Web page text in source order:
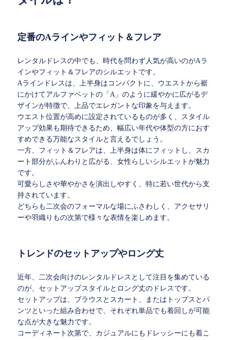
定番のAラインやフィット＆フレア
レンタルドレスの中でも、時代を問わず人気が高いのがAラ
インやフィット＆フレアのシルエットです。
Aラインドレスは、上半身はコンパクトに、ウエストから裾
にかけてアルファベットの「A」のように緩やかに広がるデ
ザインが特徴で、上品でエレガントな印象を与えます。
ウエスト位置が高めに設定されているものが多く、スタイル
アップ効果も期待できるため、幅広い年代や体型の方におす
すめできる万能なスタイルと言えるでしょう。
一方、フィット＆フレアは、上半身は体にフィットし、スカ
ート部分がふんわりと広がる、女性らしいシルエットが魅力
です。
可愛らしさや華やかさを演出しやすく、特に若い世代から支
持されています。
どちらも二次会のフォーマルな場にふさわしく、アクセサリ
ーや羽織りもの次第で様々な表情を楽しめます。
トレンドのセットアップやロング丈
近年、二次会向けのレンタルドレスとして注目を集めている
のが、セットアップスタイルとロング丈のドレスです。
セットアップは、ブラウスとスカート、またはトップスとパ
ンツといった組み合わせで、それぞれ単品でも着回しが可能
な点が大きな魅力です。
コーディネート次第で、カジュアルにもドレッシーにも着こ